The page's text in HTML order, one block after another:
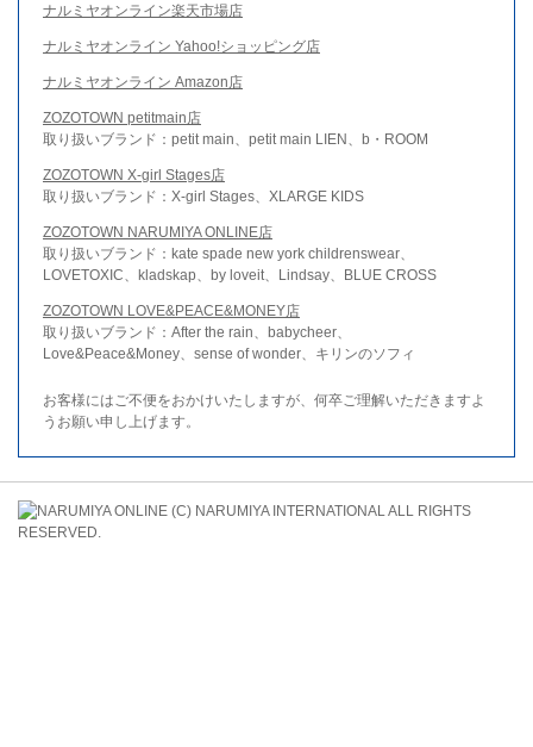
ナルミヤオンライン楽天市場店
ナルミヤオンライン Yahoo!ショッピング店
ナルミヤオンライン Amazon店
ZOZOTOWN petitmain店
取り扱いブランド：petit main、petit main LIEN、b・ROOM
ZOZOTOWN X-girl Stages店
取り扱いブランド：X-girl Stages、XLARGE KIDS
ZOZOTOWN NARUMIYA ONLINE店
取り扱いブランド：kate spade new york childrenswear、
LOVETOXIC、kladskap、by loveit、Lindsay、BLUE CROSS
ZOZOTOWN LOVE&PEACE&MONEY店
取り扱いブランド：After the rain、babycheer、
Love&Peace&Money、sense of wonder、キリンのソフィ
お客様にはご不便をおかけいたしますが、何卒ご理解いただきますよ
うお願い申し上げます。